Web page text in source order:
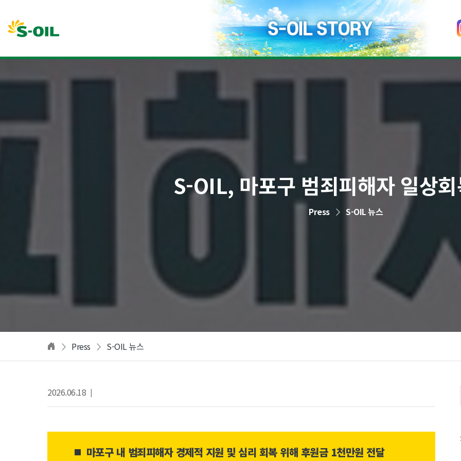
S-OIL, 마포구 범죄피해자 일상
Press S-OIL 뉴스
Press S-OIL 뉴스
2026.06.18 |
마포구 내 범죄피해자 경제적 지원 및 심리 회복 위해 후원금 1천만원 전달